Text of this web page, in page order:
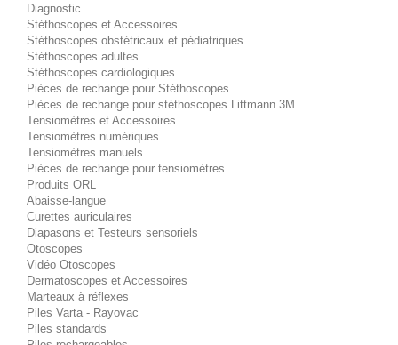
Diagnostic
Stéthoscopes et Accessoires
Stéthoscopes obstétricaux et pédiatriques
Stéthoscopes adultes
Stéthoscopes cardiologiques
Pièces de rechange pour Stéthoscopes
Pièces de rechange pour stéthoscopes Littmann 3M
Tensiomètres et Accessoires
Tensiomètres numériques
Tensiomètres manuels
Pièces de rechange pour tensiomètres
Produits ORL
Abaisse-langue
Curettes auriculaires
Diapasons et Testeurs sensoriels
Otoscopes
Vidéo Otoscopes
Dermatoscopes et Accessoires
Marteaux à réflexes
Piles Varta - Rayovac
Piles standards